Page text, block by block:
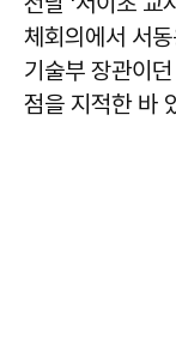
체회의에서 서
기술부 장관이
점을 지적한 바